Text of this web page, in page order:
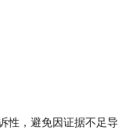
，避免因证据不足导